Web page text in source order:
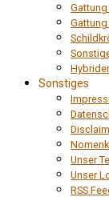
Sonstiges
Unser
Unser
RSS